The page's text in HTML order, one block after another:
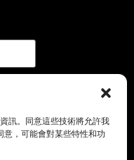
訊。同意這些技術將允許我
，可能會對某些特性和功
的電